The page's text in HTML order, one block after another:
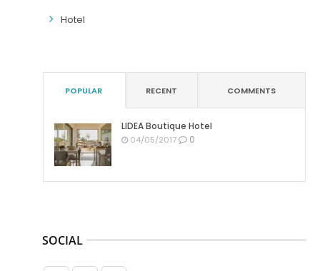
Hotel
POPULAR RECENT COMMENTS
LIDEA Boutique Hotel
04/05/2017 0
SOCIAL